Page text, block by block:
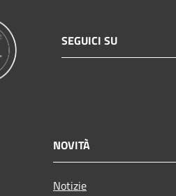
SEGUICI SU
NOVITÀ
Notizie